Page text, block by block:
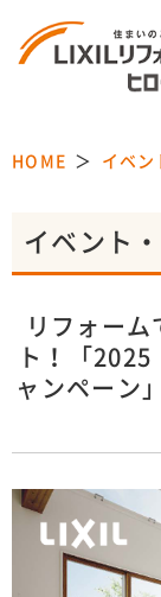
HOME イベン
イベント
リフォー
ト！「
ャンペーン